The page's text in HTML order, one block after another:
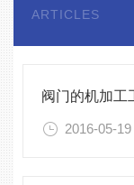
ARTICLES
阀门的机加工
2016-05-19